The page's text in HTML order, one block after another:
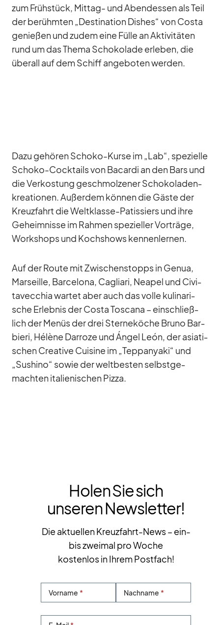
zum Früh­stück, Mit­tag- und Abend­essen als Teil
der be­rühm­ten „De­sti­na­tion Dis­hes“ von Costa
ge­nie­ßen und zu­dem eine Fülle an Ak­ti­vi­tä­ten
rund um das Thema Scho­ko­lade er­le­ben, die
über­all auf dem Schiff an­ge­bo­ten wer­den.
Dazu ge­hö­ren Schoko-Kurse im „Lab“, spe­zi­elle
Schoko-Cock­tails von Ba­cardi an den Bars und
die Ver­kos­tung ge­schmol­ze­ner Scho­ko­la­den­
krea­tio­nen. Au­ßer­dem kön­nen die Gäste der
Kreuz­fahrt die Welt­klasse-Pa­tis­siers und ihre
Ge­heim­nisse im Rah­men spe­zi­el­ler Vor­träge,
Work­shops und Koch­shows ken­nen­ler­nen.
Auf der Route mit Zwi­schen­stopps in Ge­nua,
Mar­seille, Bar­ce­lona, Ca­gliari, Nea­pel und Ci­vi­
ta­vec­chia war­tet aber auch das volle ku­li­na­ri­
sche Er­leb­nis der Costa Tos­cana – ein­schließ­
lich der Me­nüs der drei Ster­ne­kö­che Bruno Bar­
bieri, Hé­lène Dar­roze und Án­gel León, der asia­ti­
schen Crea­tive Cui­sine im „Tepp­an­yaki“ und
„Su­shino“ so­wie der welt­bes­ten selbst­ge­
mach­ten ita­lie­ni­schen Pizza.
Holen Sie sich
unseren Newsletter!
Die aktuellen Kreuzfahrt-News – ein-
bis zweimal pro Woche
kostenlos in Ihrem Postfach!
Vorname Nachname